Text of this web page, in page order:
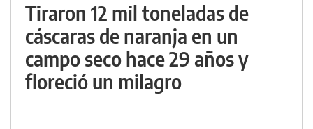
Tiraron 12 mil toneladas de
cáscaras de naranja en un
campo seco hace 29 años y
floreció un milagro